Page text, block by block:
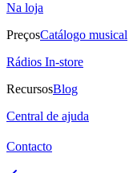
Na loja
PreçosCatálogo musical
Rádios In-store
RecursosBlog
Central de ajuda
Contacto